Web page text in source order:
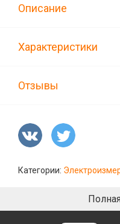
Описание
Характеристики
Отзывы
Категории: